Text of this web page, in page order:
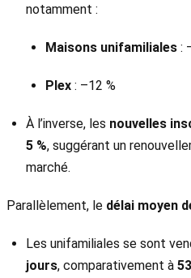
notamment :
Maisons unifamiliales :
Plex : –12 %
À l’inverse, les nouvelles
5 %, suggérant un
marché.
Parallèlement, le délai moyen
Les unifamiliales se sont
jours, comparativement à